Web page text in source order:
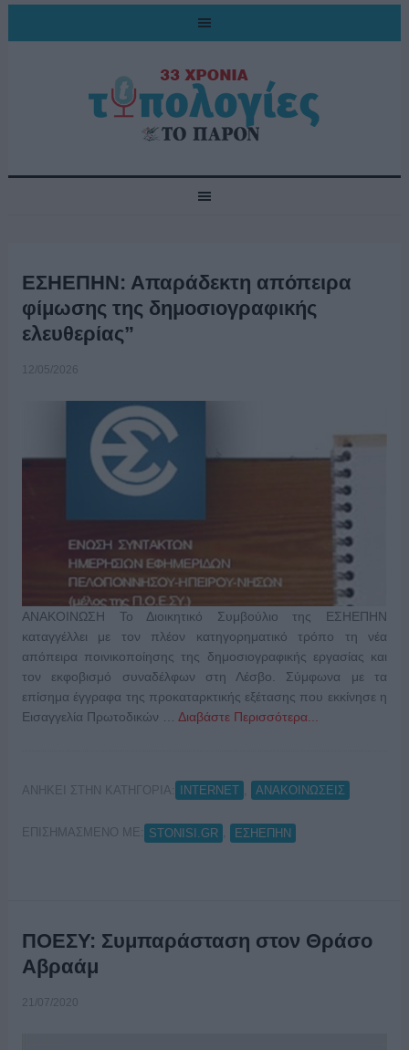
ΕΣΗΕΠΗΝ: Απαράδεκτη απόπειρα
φίμωσης της δημοσιογραφικής
ελευθερίας”
12/05/2026
ΑΝΑΚΟΙΝΩΣΗ Το Διοικητικό Συμβούλιο της ΕΣΗΕΠΗΝ
καταγγέλλει με τον πλέον κατηγορηματικό τρόπο τη νέα
απόπειρα ποινικοποίησης της δημοσιογραφικής εργασίας και
τον εκφοβισμό συναδέλφων στη Λέσβο. Σύμφωνα με τα
επίσημα έγγραφα της προκαταρκτικής εξέτασης που εκκίνησε η
Εισαγγελία Πρωτοδικών … Διαβάστε Περισσότερα...
ΑΝΗΚΕΙ ΣΤΗΝ ΚΑΤΗΓΟΡΙΑ: INTERNET ΑΝΑΚΟΙΝΩΣΕΙΣ
ΕΠΙΣΗΜΑΣΜΕΝΟ ΜΕ: STONISI.GR ΕΣΗΕΠΗΝ
ΠΟΕΣΥ: Συμπαράσταση στον Θράσο
Αβραάμ
21/07/2020